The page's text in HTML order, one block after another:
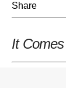
Share
It